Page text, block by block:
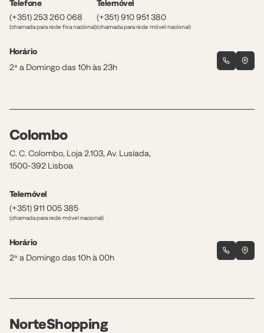
Telefone
(+351) 253 260 068
(chamada para rede fixa nacional)
Telemóvel
(+351) 910 951 380
(chamada para rede móvel nacional)
Horário
2ª a Domingo das 10h às 23h
Colombo
C. C. Colombo, Loja 2.103, Av. Lusíada,
1500-392 Lisboa
Telemóvel
(+351) 911 005 385
(chamada para rede móvel nacional)
Horário
2ª a Domingo das 10h à 00h
NorteShopping